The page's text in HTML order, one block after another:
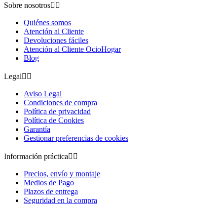
Sobre nosotros 
Quiénes somos
Atención al Cliente
Devoluciones fáciles
Atención al Cliente OcioHogar
Blog
Legal 
Aviso Legal
Condiciones de compra
Política de privacidad
Política de Cookies
Garantía
Gestionar preferencias de cookies
Información práctica 
Precios, envío y montaje
Medios de Pago
Plazos de entrega
Seguridad en la compra